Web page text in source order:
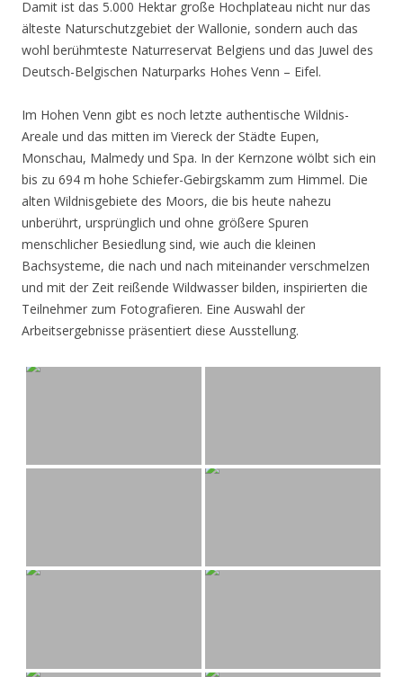
Damit ist das 5.000 Hektar große Hochplateau nicht nur das
älteste Naturschutzgebiet der Wallonie, sondern auch das
wohl berühmteste Naturreservat Belgiens und das Juwel des
Deutsch-Belgischen Naturparks Hohes Venn – Eifel.
Im Hohen Venn gibt es noch letzte authentische Wildnis-
Areale und das mitten im Viereck der Städte Eupen,
Monschau, Malmedy und Spa. In der Kernzone wölbt sich ein
bis zu 694 m hohe Schiefer-Gebirgskamm zum Himmel. Die
alten Wildnisgebiete des Moors, die bis heute nahezu
unberührt, ursprünglich und ohne größere Spuren
menschlicher Besiedlung sind, wie auch die kleinen
Bachsysteme, die nach und nach miteinander verschmelzen
und mit der Zeit reißende Wildwasser bilden, inspirierten die
Teilnehmer zum Fotografieren. Eine Auswahl der
Arbeitsergebnisse präsentiert diese Ausstellung.